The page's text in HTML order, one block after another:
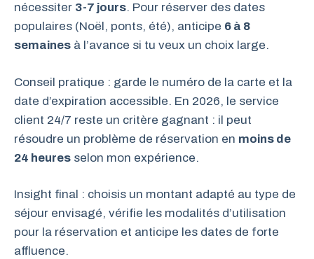
nécessiter 3-7 jours. Pour réserver des dates
populaires (Noël, ponts, été), anticipe 6 à 8
semaines à l’avance si tu veux un choix large.
Conseil pratique : garde le numéro de la carte et la
date d’expiration accessible. En 2026, le service
client 24/7 reste un critère gagnant : il peut
résoudre un problème de réservation en moins de
24 heures selon mon expérience.
Insight final : choisis un montant adapté au type de
séjour envisagé, vérifie les modalités d’utilisation
pour la réservation et anticipe les dates de forte
affluence.